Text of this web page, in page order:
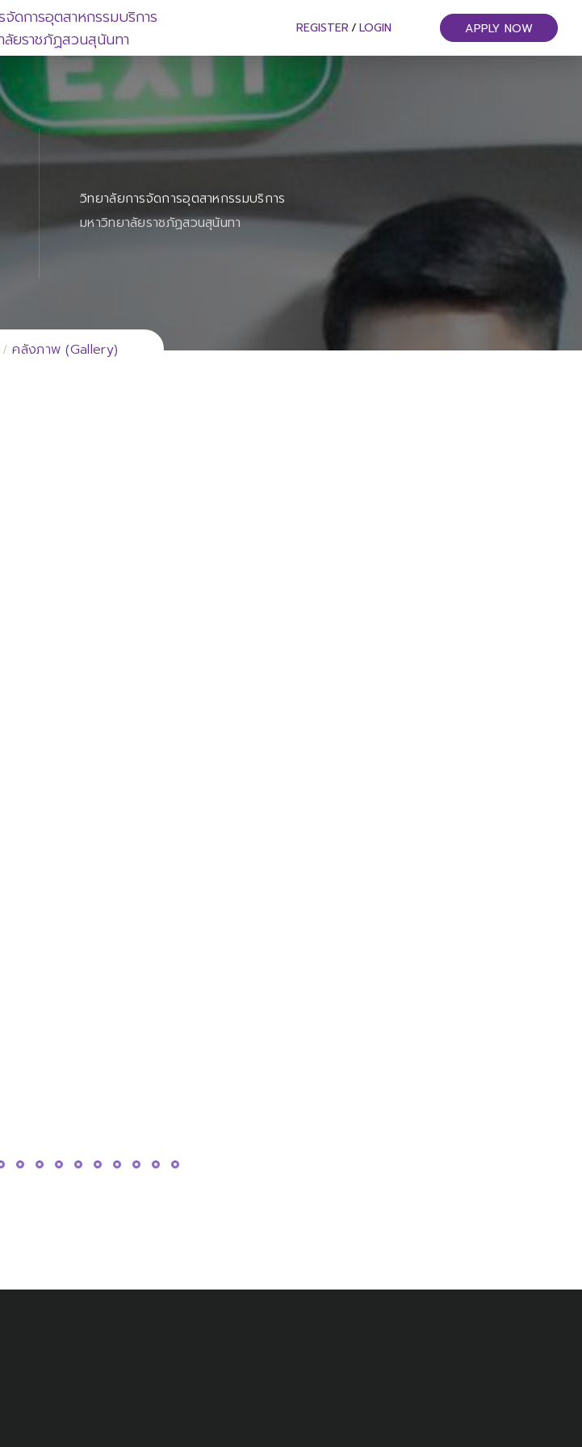
REGISTER / LOGIN APPLY NOW
วิทยาลัยการจัดการอุตสาหกรรมบริการ
มหาวิทยาลัยราชภัฏสวนสุนันทา
คลังภาพ (Gallery)